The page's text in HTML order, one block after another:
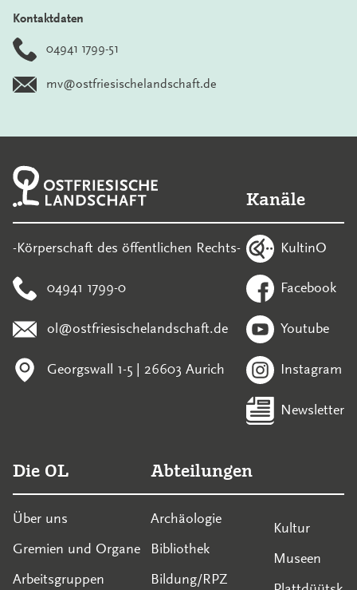
Kontaktdaten
04941 1799-51
mv@ostfriesischelandschaft.de
-Körperschaft des öffentlichen Rechts-
04941 1799-0
ol@ostfriesischelandschaft.de
Georgswall 1-5 | 26603 Aurich
Kanäle
KultinO
Facebook
Youtube
Instagram
Newsletter
Die OL
Über uns
Gremien und Organe
Arbeitsgruppen
Abteilungen
Archäologie
Bibliothek
Bildung/RPZ
Kultur
Museen